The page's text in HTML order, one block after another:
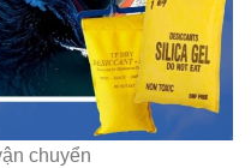
chuyển